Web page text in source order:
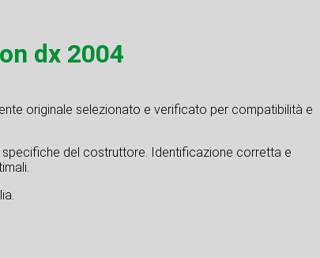
dx 2004
originale selezionato e verificato per compatibilità e
specifiche del costruttore. Identificazione corretta e